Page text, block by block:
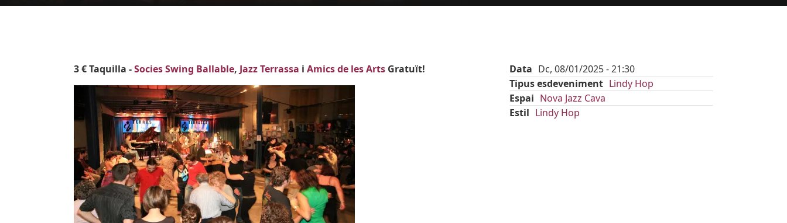
Body
3 € Taquilla -Socies Swing Ballable, Jazz Terrassa i Amics de les Arts Gratuït!
Data Dc, 08/01/2025 - 21:30
Tipus esdeveniment Lindy Hop
Espai Nova Jazz Cava
Estil Lindy Hop